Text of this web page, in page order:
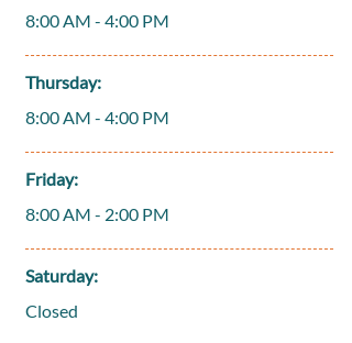
8:00 AM - 4:00 PM
Thursday:
8:00 AM - 4:00 PM
Friday:
8:00 AM - 2:00 PM
Saturday:
Closed